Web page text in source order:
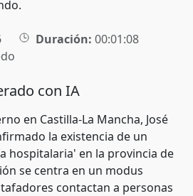
Duración: 00:01:08
con IA
en Castilla-La Mancha, José
la existencia de un
hospitalaria' en la provincia de
se centra en un modus
contactan a personas